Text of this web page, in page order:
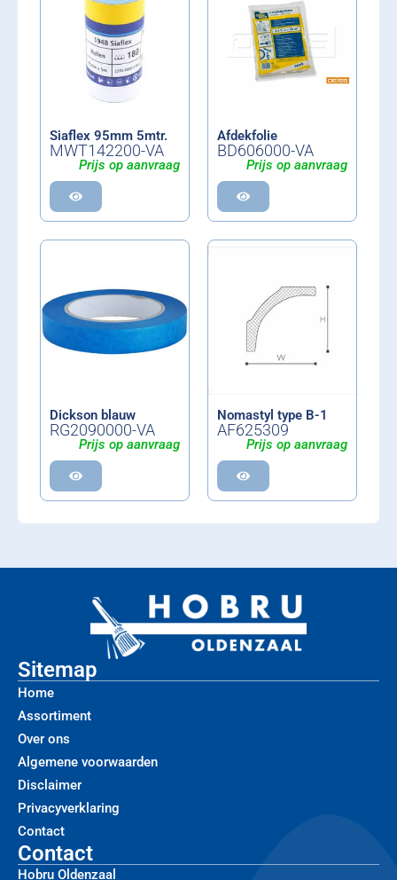
Siaflex 95mm 5mtr.
MWT142200-VA
Prijs op aanvraag
Afdekfolie
BD606000-VA
Prijs op aanvraag
Dickson blauw
RG2090000-VA
Prijs op aanvraag
Nomastyl type B-1
AF625309
Prijs op aanvraag
Sitemap
Home
Assortiment
Over ons
Algemene voorwaarden
Disclaimer
Privacyverklaring
Contact
Contact
Hobru Oldenzaal